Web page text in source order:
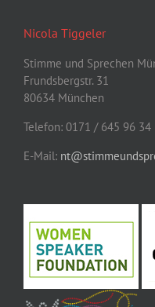
Nicola Tiggeler
Stimme und Sprechen
Frundsbergstr. 31
80634 München
Telefon: 0171 / 645 96 34
E-Mail: